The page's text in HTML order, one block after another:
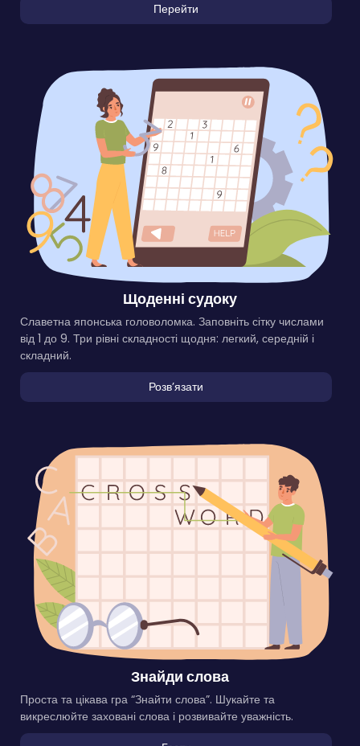
Перейти
Щоденні судоку
Славетна японська головоломка. Заповніть сітку числами
від 1 до 9. Три рівні складності щодня: легкий, середній і
складний.
Розвʼязати
Знайди слова
Проста та цікава гра “Знайти слова”. Шукайте та
викреслюйте заховані слова і розвивайте уважність.